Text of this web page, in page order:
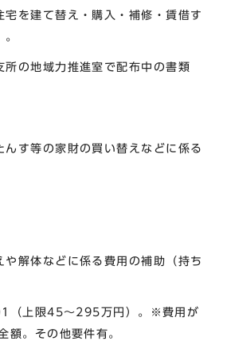
宅を建て替え・購入・補修・賃借す
の地域力推進室で配布中の書類
す等の家財の買い替えなどに係る
解体などに係る費用の補助（持ち
（上限45～295万円）。※費用が
額。その他要件有。